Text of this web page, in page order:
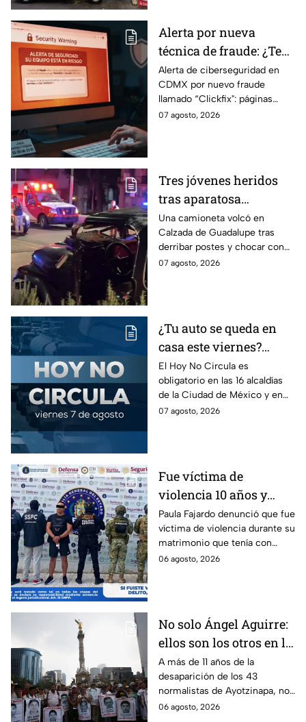
Alerta por nueva
técnica de fraude: ¿Te
piden copiar códigos
extraños en la PC?
Cuidado, podrías ser
víctima del peligroso
Alerta de ciberseguridad en
CDMX por nuevo fraude
llamado “Clickfix": páginas
falsas que engañan para
07 agosto, 2026
Tres jóvenes heridos
tras aparatosa
volcadura en Tepeyac
Insurgentes y operativo
en la Juárez, mientras
dormía
Una camioneta volcó en
Calzada de Guadalupe tras
derribar postes y chocar con
un árbol, dejando a tres
07 agosto, 2026
¿Tu auto se queda en
casa este viernes?
Revisa el Hoy No
Circula de este 7 de
agosto
El Hoy No Circula es
obligatorio en las 16 alcaldías
de la Ciudad de México y en
los municipios conurbados del
07 agosto, 2026
Fue víctima de
violencia 10 años y
hasta ahora detienen al
presunto agresor: el
caso de Paula Fajardo
Paula Fajardo denunció que fue
víctima de violencia durante su
matrimonio que tenía con
Jorge Francisco “N”, quien fue
06 agosto, 2026
No solo Ángel Aguirre:
ellos son los otros en la
lupa por el caso
Ayotzinapa
A más de 11 años de la
desaparición de los 43
normalistas de Ayotzinapa, no
se ha conocido el paradero de
06 agosto, 2026